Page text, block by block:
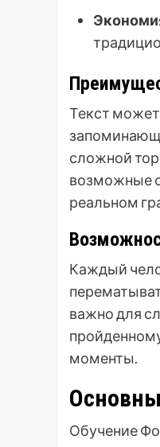
Текст
сложной
возможные
реальном
Каждый
важно для
моменты.
Обучение